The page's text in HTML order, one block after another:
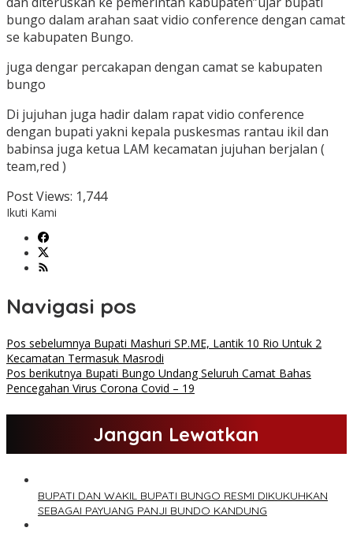
bungo dalam arahan saat vidio conference dengan camat
se kabupaten Bungo.
juga dengar percakapan dengan camat se kabupaten
bungo
Di jujuhan juga hadir dalam rapat vidio conference
dengan bupati yakni kepala puskesmas rantau ikil dan
babinsa juga ketua LAM kecamatan jujuhan berjalan (
team,red )
Post Views: 1,744
Ikuti Kami
Navigasi pos
Pos sebelumnya Bupati Mashuri SP.ME, Lantik 10 Rio Untuk 2
Kecamatan Termasuk Masrodi
Pos berikutnya Bupati Bungo Undang Seluruh Camat Bahas
Pencegahan Virus Corona Covid – 19
Jangan Lewatkan
BUPATI DAN WAKIL BUPATI BUNGO RESMI DIKUKUHKAN
SEBAGAI PAYUANG PANJI BUNDO KANDUNG